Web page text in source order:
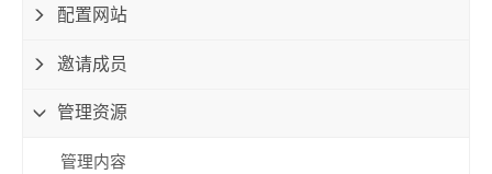
参考
配置网站
邀请成员
管理资源
管理内容